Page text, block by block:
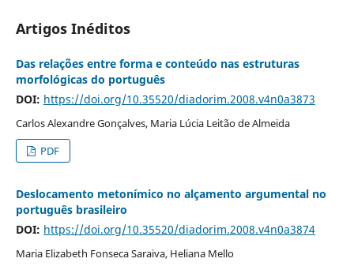
Artigos Inéditos
Das relações entre forma e conteúdo nas estruturas
morfológicas do português
DOI: https://doi.org/10.35520/diadorim.2008.v4n0a3873
Carlos Alexandre Gonçalves, Maria Lúcia Leitão de Almeida
PDF
Deslocamento metonímico no alçamento argumental no
português brasileiro
DOI: https://doi.org/10.35520/diadorim.2008.v4n0a3874
Maria Elizabeth Fonseca Saraiva, Heliana Mello